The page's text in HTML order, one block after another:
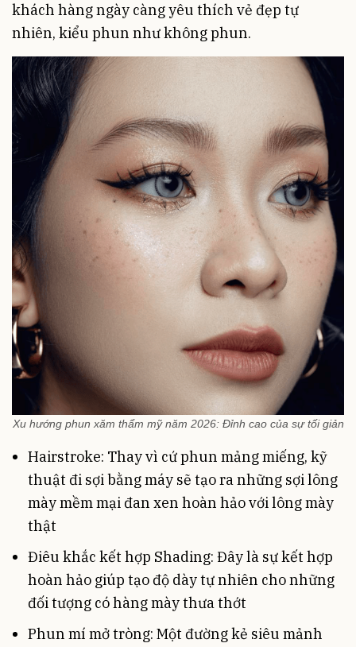
khách hàng ngày càng yêu thích vẻ đẹp tự
nhiên, kiểu phun như không phun.
Xu hướng phun xăm thẩm mỹ năm 2026: Đỉnh cao của sự tối giản
Hairstroke: Thay vì cứ phun mảng miếng, kỹ
thuật đi sợi bằng máy sẽ tạo ra những sợi lông
mày mềm mại đan xen hoàn hảo với lông mày
thật
Điêu khắc kết hợp Shading: Đây là sự kết hợp
hoàn hảo giúp tạo độ dày tự nhiên cho những
đối tượng có hàng mày thưa thớt
Phun mí mở tròng: Một đường kẻ siêu mảnh